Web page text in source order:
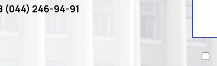
(044) 246-94-91